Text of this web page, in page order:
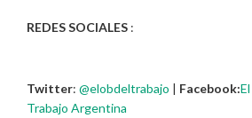
REDES SOCIALES :
Twitter: @elobdeltrabajo | Facebook:
Trabajo Argentina